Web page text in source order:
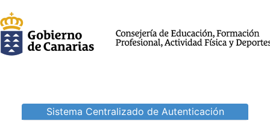
Sistema Centralizado de Autenticación